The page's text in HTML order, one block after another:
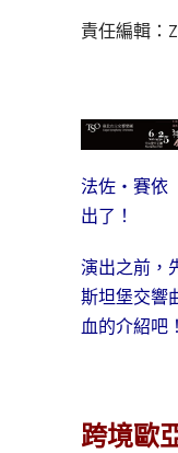
責任編輯：
法佐・賽依
出了！
演出之前，
斯坦堡交響
血的介紹吧！
跨境歐